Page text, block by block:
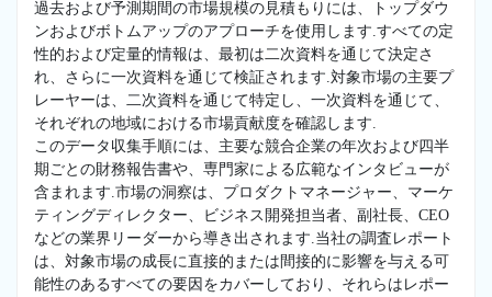
過去および予測期間の市場規模の見積もりには、トップダウ
ンおよびボトムアップのアプローチを使用します.すべての定
性的および定量的情報は、最初は二次資料を通じて決定さ
れ、さらに一次資料を通じて検証されます.対象市場の主要プ
レーヤーは、二次資料を通じて特定し、一次資料を通じて、
それぞれの地域における市場貢献度を確認します.
このデータ収集手順には、主要な競合企業の年次および四半
期ごとの財務報告書や、専門家による広範なインタビューが
含まれます.市場の洞察は、プロダクトマネージャー、マーケ
ティングディレクター、ビジネス開発担当者、副社長、CEO
などの業界リーダーから導き出されます.当社の調査レポート
は、対象市場の成長に直接的または間接的に影響を与える可
能性のあるすべての要因をカバーしており、それらはレポー